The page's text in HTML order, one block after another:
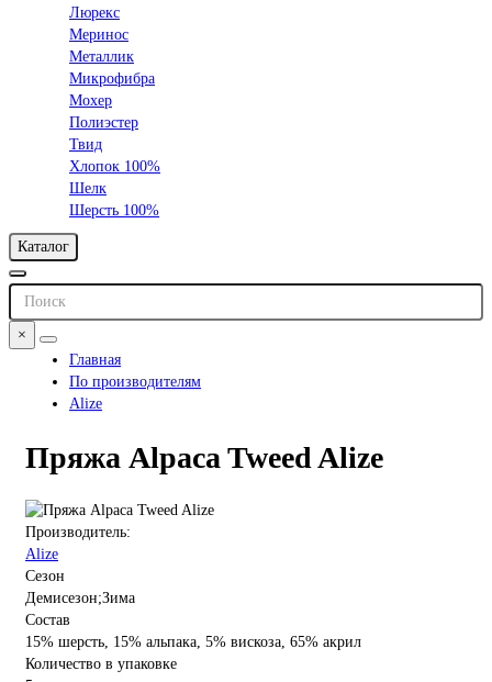
Люрекс
Меринос
Металлик
Микрофибра
Мохер
Полиэстер
Твид
Хлопок 100%
Шелк
Шерсть 100%
Каталог
×
Главная
По производителям
Alize
Пряжа Alpaca Tweed Alize
Производитель:
Alize
Сезон
Демисезон;Зима
Состав
15% шерсть, 15% альпака, 5% вискоза, 65% акрил
Количество в упаковке